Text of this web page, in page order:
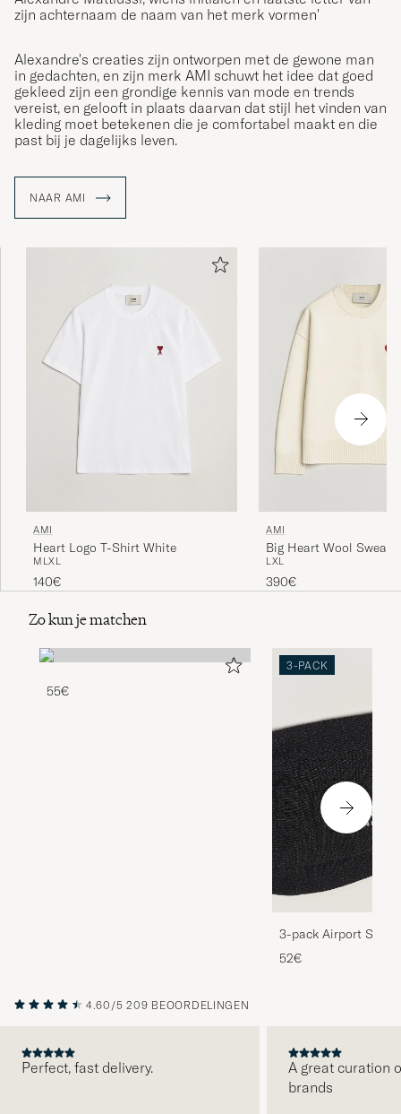
zijn achternaam de naam van het merk vormen'
Alexandre's creaties zijn ontworpen met de gewone man
in gedachten, en zijn merk AMI schuwt het idee dat goed
gekleed zijn een grondige kennis van mode en trends
vereist, en gelooft in plaats daarvan dat stijl het vinden van
kleding moet betekenen die je comfortabel maakt en die
past bij je dagelijks leven.
NAAR AMI
AMI
Heart Logo T-Shirt White
M LXL
140€
AMI
Big Heart Wool
LXL
390€
Zo kun je matchen
55€
3-PACK
3-pack Airport
Melange
52€
4.60/5 209 BEOORDELINGEN
Perfect, fast delivery.
A great curation
brands